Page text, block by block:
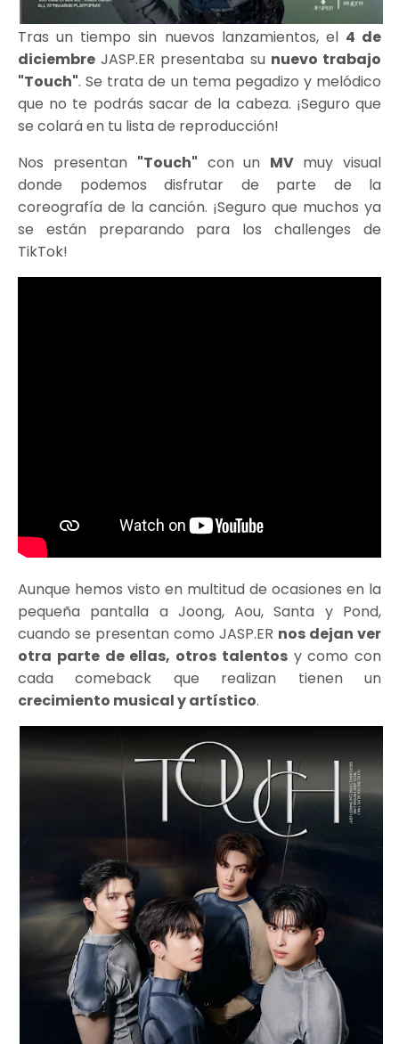
Tras un tiempo sin nuevos lanzamientos, el 4 de
diciembre JASP.ER presentaba su nuevo trabajo
"Touch". Se trata de un tema pegadizo y melódico
que no te podrás sacar de la cabeza. ¡Seguro que
se colará en tu lista de reproducción!
Nos presentan "Touch" con un MV muy visual
donde podemos disfrutar de parte de la
coreografía de la canción. ¡Seguro que muchos ya
se están preparando para los challenges de
TikTok!
Aunque hemos visto en multitud de ocasiones en la
pequeña pantalla a Joong, Aou, Santa y Pond,
cuando se presentan como JASP.ER nos dejan ver
otra parte de ellas, otros talentosy como con
cada comeback que realizan tienen un
crecimiento musical y artístico.